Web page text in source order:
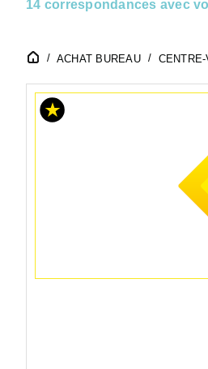
14 correspondances avec
ACHAT BUREAU